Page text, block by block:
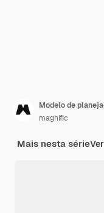
Modelo de
magnific
Mais nesta série